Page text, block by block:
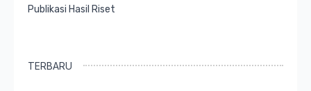
Publikasi Hasil Riset
TERBARU